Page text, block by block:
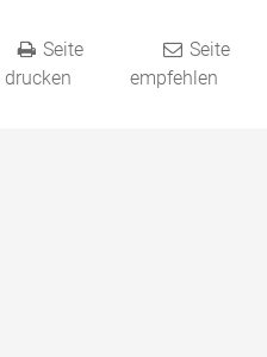
Seite
drucken
Seite
empfehlen